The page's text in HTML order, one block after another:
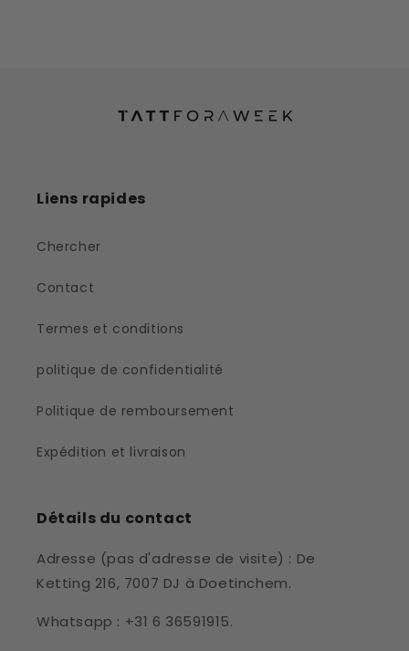
Liens rapides
Chercher
Contact
Termes et conditions
politique de confidentialité
Politique de remboursement
Expédition et livraison
Détails du contact
Adresse (pas d'adresse de visite) : De
Ketting 216, 7007 DJ à Doetinchem.
Whatsapp : +31 6 36591915.